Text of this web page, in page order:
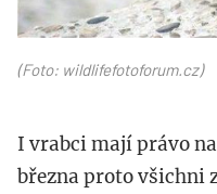
(Foto: wildlifefotoforum.cz)
I vrabci mají právo
března proto všichni